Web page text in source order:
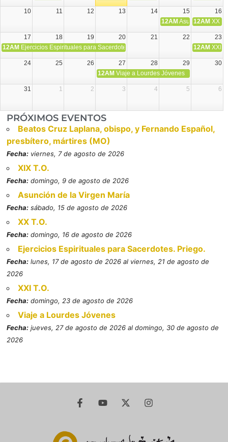
10 11 12 13 14 15
16
12AM Asunción de la
12AM XX
17 18 19 20 21 22
23
12AM Ejercicios Espirituales para Sacerdotes. Priego. 12AM XXI
24 25 26 27 28 29
30
12AM Viaje a Lourdes Jóvenes
31 1 2 3 4 5 6
PRÓXIMOS EVENTOS
Beatos Cruz Laplana, obispo, y Fernando Español,
presbítero, mártires (MO)
Fecha: viernes, 7 de agosto de 2026
XIX T.O.
Fecha: domingo, 9 de agosto de 2026
Asunción de la Virgen María
Fecha: sábado, 15 de agosto de 2026
XX T.O.
Fecha: domingo, 16 de agosto de 2026
Ejercicios Espirituales para Sacerdotes. Priego.
Fecha: lunes, 17 de agosto de 2026 al viernes, 21 de agosto de
2026
XXI T.O.
Fecha: domingo, 23 de agosto de 2026
Viaje a Lourdes Jóvenes
Fecha: jueves, 27 de agosto de 2026 al domingo, 30 de agosto de
2026